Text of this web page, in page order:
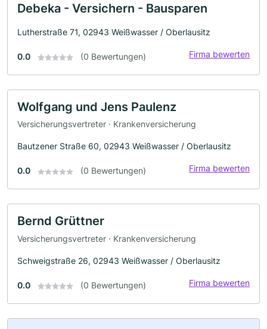
Debeka - Versichern - Bausparen
Lutherstraße 71, 02943 Weißwasser / Oberlausitz
0.0 (0 Bewertungen) Firma bewerten
Wolfgang und Jens Paulenz
Versicherungsvertreter · Krankenversicherung
Bautzener Straße 60, 02943 Weißwasser / Oberlausitz
0.0 (0 Bewertungen) Firma bewerten
Bernd Grüttner
Versicherungsvertreter · Krankenversicherung
Schweigstraße 26, 02943 Weißwasser / Oberlausitz
0.0 (0 Bewertungen) Firma bewerten